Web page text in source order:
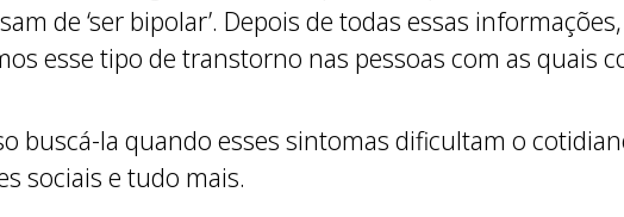
de ‘ser bipolar’. Depois de todas essas
esse tipo de transtorno nas pessoas com as quais
buscá-la quando esses sintomas dificultam o
sociais e tudo mais.